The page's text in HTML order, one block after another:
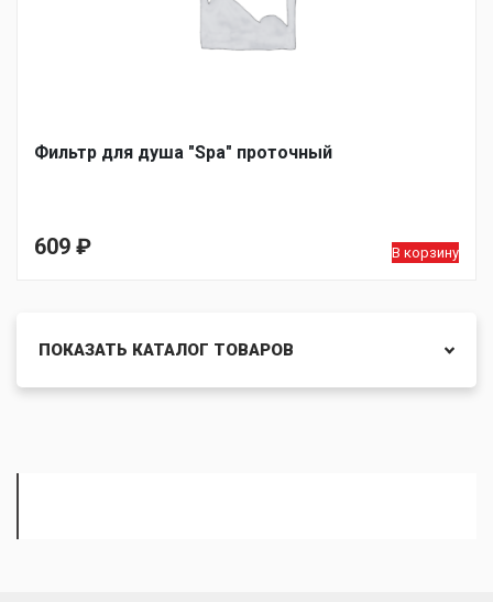
Фильтр для душа "Spa" проточный
609 ₽ В корзину
ПОКАЗАТЬ КАТАЛОГ ТОВАРОВ